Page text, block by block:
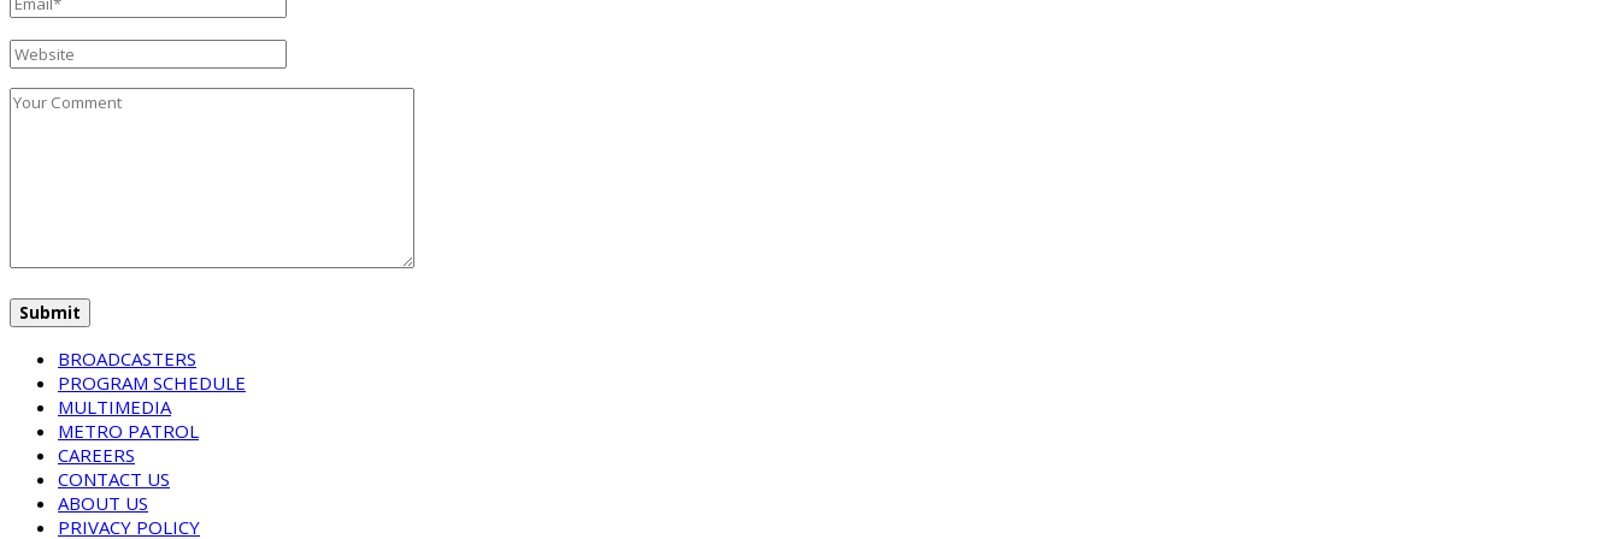
BROADCASTERS
PROGRAM SCHEDULE
MULTIMEDIA
METRO PATROL
CAREERS
CONTACT US
ABOUT US
PRIVACY POLICY